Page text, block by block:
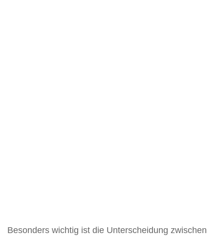
Besonders wichtig ist die Unterscheidung zwischen